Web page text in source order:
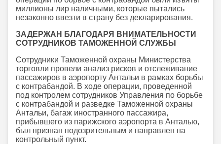
миллионы лир наличными, которые пытались
незаконно ввезти в страну без декларирования.
ЗАДЕРЖАН БЛАГОДАРЯ ВНИМАТЕЛЬНОСТИ
СОТРУДНИКОВ ТАМОЖЕННОЙ СЛУЖБЫ
Сотрудники Таможенной охраны Министерства
торговли провели анализ рисков и отслеживание
пассажиров в аэропорту Антальи в рамках борьбы
с контрабандой. В ходе операции, проведенной
под контролем сотрудников Управления по борьбе
с контрабандой и разведке Таможенной охраны
Антальи, багаж иностранного пассажира,
прибывшего из парижского аэропорта в Анталью,
был признан подозрительным и направлен на
контрольный пункт.